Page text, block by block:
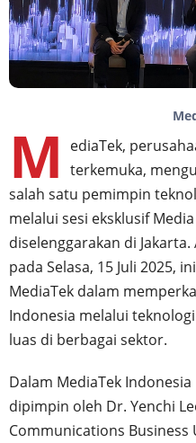
M
ediaTek,
terkemuka,
salah satu pemimpin
melalui sesi eksklusif
diselenggarakan di
pada Selasa, 15 Juli 2025,
MediaTek dalam
Indonesia melalui
luas di berbagai sektor.
Dalam MediaTek
dipimpin oleh Dr. Yenchi
Communications Business